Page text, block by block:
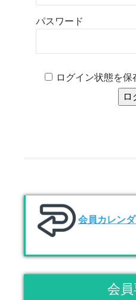
パスワード
ログイン状態を保
会員カレン
会員